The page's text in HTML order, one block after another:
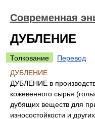
Современная
ДУБЛЕНИЕ
Толкование
Перевод
ДУБЛЕНИЕ
ДУБЛЕНИЕ в
кожевенного сырья
дубящих веществ для
износостойкости и